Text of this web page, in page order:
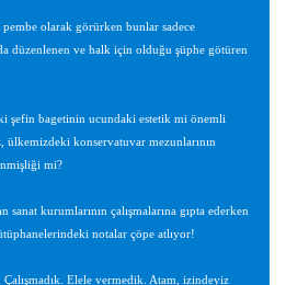
pembe olarak görürken bunlar sadece
düzenlenen ve halk için olduğu şüphe götüren
şefin bagetinin ucundaki estetik mi önemli
ülkemizdeki konservatuvar mezunlarının
mi?
kurumlarının çalışmalarına gıpta ederken
notalar çöpe atlıyor!
Elele vermedik. Atam, izindeyiz